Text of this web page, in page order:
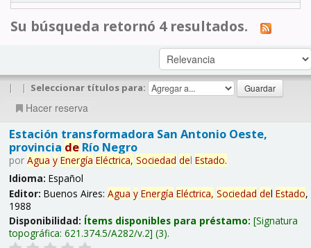
Su búsqueda retornó 4 resultados.
| | Seleccionar títulos para:
Hacer reserva
Estación transformadora San Antonio Oeste,
provincia deRío Negro
por Agua y Energía Eléctrica, Sociedad del Estado.
Idioma: Español
Editor: Buenos Aires: Agua y Energía Eléctrica, Sociedad del Estado,
1988
Disponibilidad: Ítems disponibles para préstamo: Signatura
topográfica: 621.374.5/A282/v.2 (3).